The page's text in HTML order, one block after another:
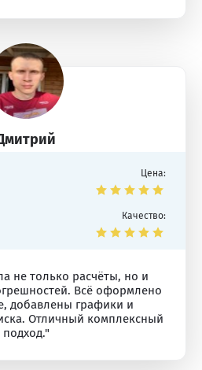
Цена:
Качество:
не только расчёты, но и
Всё оформлено
добавлены графики и
Отличный комплексный
подход."